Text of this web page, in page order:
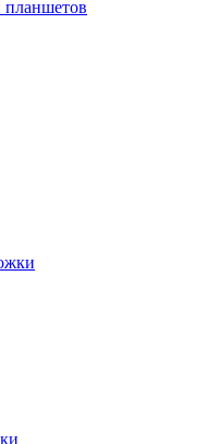
планшетов